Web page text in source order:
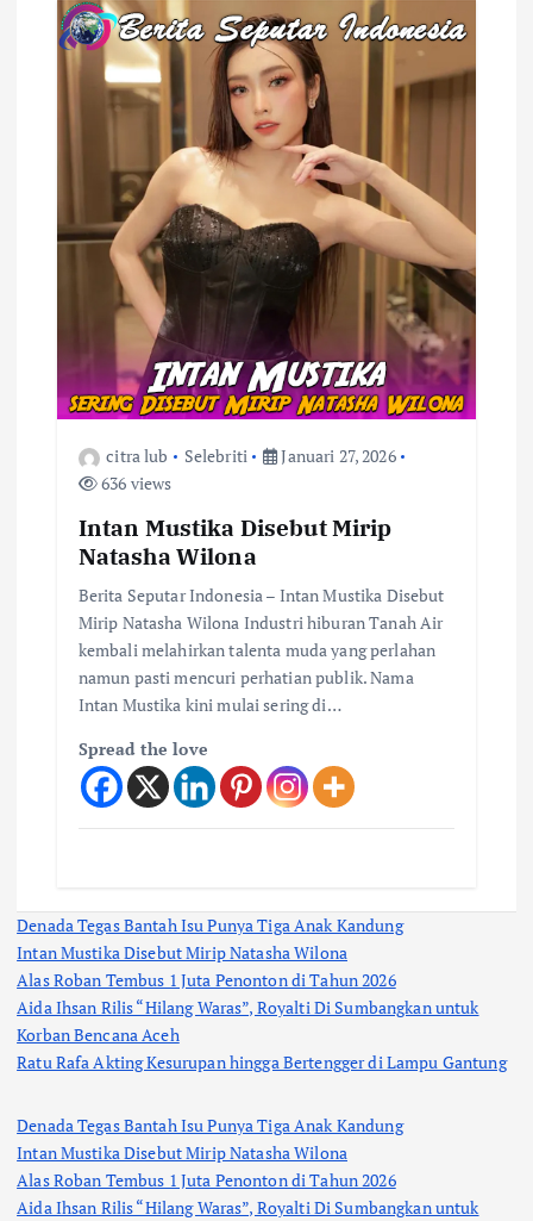
citra lub Selebriti
Januari 27, 2026
636 views
Intan Mustika Disebut Mirip
Natasha Wilona
Berita Seputar Indonesia – Intan Mustika Disebut
Mirip Natasha Wilona Industri hiburan Tanah Air
kembali melahirkan talenta muda yang perlahan
namun pasti mencuri perhatian publik. Nama
Intan Mustika kini mulai sering di…
Spread the love
Denada Tegas Bantah Isu Punya Tiga Anak Kandung
Intan Mustika Disebut Mirip Natasha Wilona
Alas Roban Tembus 1 Juta Penonton di Tahun 2026
Aida Ihsan Rilis “Hilang Waras”, Royalti Di Sumbangkan untuk
Korban Bencana Aceh
Ratu Rafa Akting Kesurupan hingga Bertengger di Lampu Gantung
Denada Tegas Bantah Isu Punya Tiga Anak Kandung
Intan Mustika Disebut Mirip Natasha Wilona
Alas Roban Tembus 1 Juta Penonton di Tahun 2026
Aida Ihsan Rilis “Hilang Waras”, Royalti Di Sumbangkan untuk